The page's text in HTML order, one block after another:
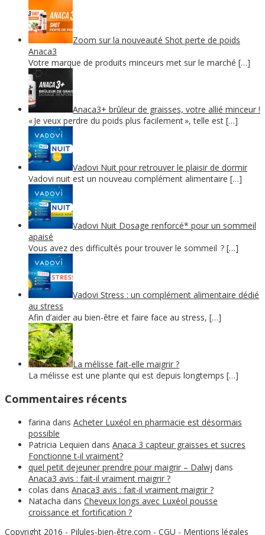
Zoom sur la nouveauté Shot perte de poids
Anaca3
Votre marque de produits minceurs met sur le marché […]
Anaca3+ brûleur de graisses, votre allié minceur !
« Je veux perdre du poids plus facilement », telle est […]
Vadovi Nuit pour retrouver le plaisir de dormir
Vadovi nuit est un nouveau complément alimentaire […]
Vadovi Nuit Dosage renforcé* pour un sommeil
apaisé
Vous avez des difficultés pour trouver le sommeil ? […]
Vadovi Stress : un complément alimentaire dédié
au stress
Afin d’aider au bien-être et faire face au stress, […]
La mélisse fait-elle maigrir ?
La mélisse est une plante qui est depuis longtemps […]
Commentaires récents
farina dans Acheter Luxéol en pharmacie est désormais
possible
Patricia Lequien dans Anaca 3 capteur graisses et sucres
Fonctionne t-il vraiment?
quel petit dejeuner prendre pour maigrir – Dalwj dans
Anaca3 avis : fait-il vraiment maigrir ?
colas dans Anaca3 avis : fait-il vraiment maigrir ?
Natacha dans Cheveux longs avec Luxéol pousse
croissance et fortification ?
Copyright 2016 - Pilules-bien-être.com - CGU - Mentions légales